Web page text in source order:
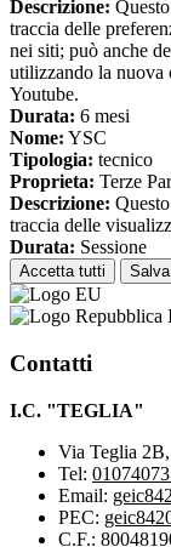
Descrizione:
traccia delle
nei siti; può anche
utilizzando la nuova
Youtube.
Durata: 6 mesi
Nome: YSC
Tipologia: tecnico
Proprieta: Terze
Descrizione:
traccia delle
Durata: Sessione
Accetta tutti
Contatti
I.C. "TEGLIA"
Via Teglia
Tel:
Email:
PEC:
C.F.: